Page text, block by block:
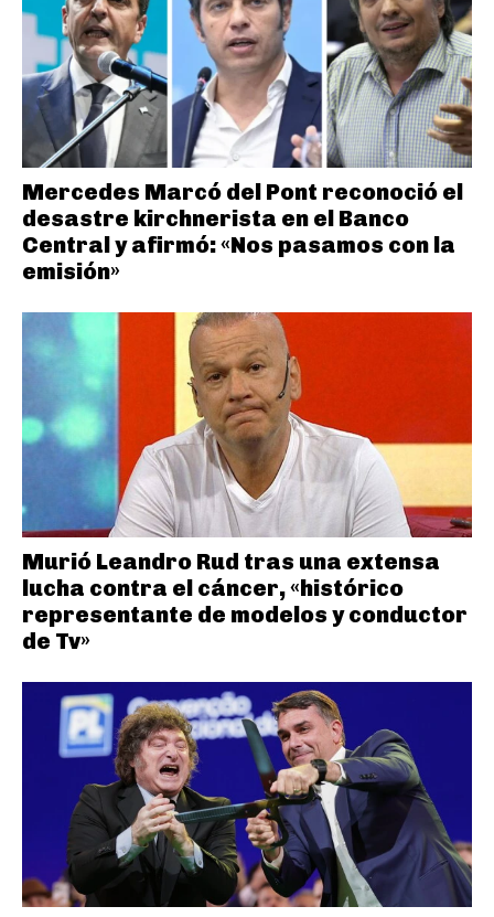
Mercedes Marcó del Pont reconoció el
desastre kirchnerista en el Banco
Central y afirmó: «Nos pasamos con la
emisión»
Murió Leandro Rud tras una extensa
lucha contra el cáncer, «histórico
representante de modelos y conductor
de Tv»